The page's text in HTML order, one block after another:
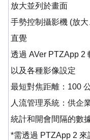
放大並列於畫面
手勢控制攝影機 (放
直覺
透過 AVer PTZApp 2
以及各種影像設定
最短對焦距離：100
人流管理系統：供企
統計和開會間隔的數
*需透過 PTZApp 2 來